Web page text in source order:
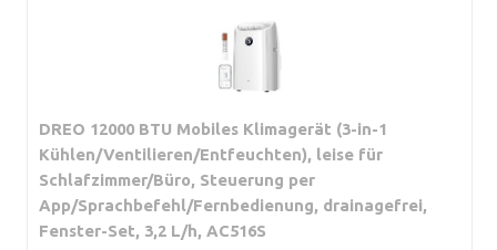
DREO 12000 BTU Mobiles Klimagerät (3-in-1
Kühlen/Ventilieren/Entfeuchten), leise für
Schlafzimmer/Büro, Steuerung per
App/Sprachbefehl/Fernbedienung, drainagefrei,
Fenster-Set, 3,2 L/h, AC516S